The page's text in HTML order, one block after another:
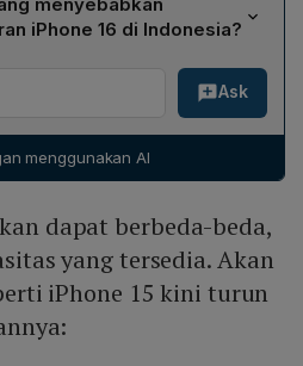
31,999,000 (dari Rp
iPhone 14 kini berharga
(dari Rp 14,499,000‑Rp
turun menjadi Rp 8,499,000‑Rp
12,799,000). iPhone
signifikan, sebagai contoh
(dari Rp 11,499,000).
menyebabkan
iPhone 16 di Indonesia?
di Indonesia tertunda karena
persyaratan Tingkat Komponen
serta menghadapi kendala
dapat dilaksanakan pada 11
Ask
menggunakan AI
dapat berbeda-beda,
yang tersedia. Akan
iPhone 15 kini turun